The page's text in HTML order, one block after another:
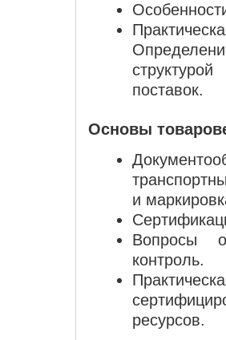
поставок.
Основы
и
Вопросы
контроль.
ресурсов.